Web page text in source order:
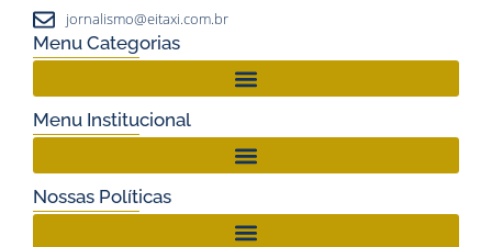
jornalismo@eitaxi.com.br
Menu Categorias
Menu Institucional
Nossas Políticas